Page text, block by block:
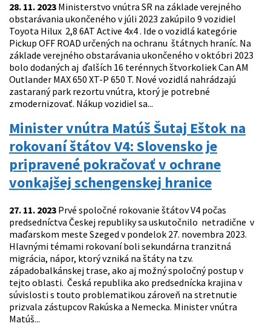
28. 11. 2023 Ministerstvo vnútra SR na základe verejného
obstarávania ukončeného v júli 2023 zakúpilo 9 vozidiel
Toyota Hilux 2,8 6AT Active 4x4 . Ide o vozidlá kategórie
Pickup OFF ROAD určených na ochranu štátnych hraníc. Na
základe verejného obstarávania ukončeného v októbri 2023
bolo dodaných aj ďalších 16 terénnych štvorkoliek Can AM
Outlander MAX 650 XT-P 650 T. Nové vozidlá nahrádzajú
zastaraný park rezortu vnútra, ktorý je potrebné
zmodernizovať. Nákup vozidiel sa...
Minister vnútra Matúš Šutaj Eštok na
rokovaní štátov V4: Slovensko je
pripravené pokračovať v ochrane
vonkajšej schengenskej hranice
27. 11. 2023 Prvé spoločné rokovanie štátov V4 počas
predsedníctva Českej republiky sa uskutočnilo netradične v
maďarskom meste Szeged v pondelok 27. novembra 2023.
Hlavnými témami rokovaní boli sekundárna tranzitná
migrácia, nápor, ktorý vzniká na štáty na tzv.
západobalkánskej trase, ako aj možný spoločný postup v
tejto oblasti. Česká republika ako predsednícka krajina v
súvislosti s touto problematikou zároveň na stretnutie
prizvala zástupcov Rakúska a Nemecka. Minister vnútra
Matúš...